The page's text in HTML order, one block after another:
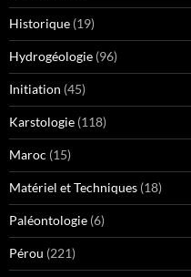
Historique (19)
Hydrogéologie (96)
Initiation (45)
Karstologie (118)
Maroc (15)
Matériel et Techniques (18)
Paléontologie (6)
Pérou (221)